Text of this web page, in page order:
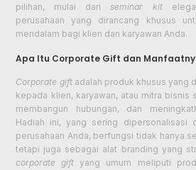
pilihan, mulai dariseminar kit
perusahaan yang dirancang khusus
mendalam bagi klien dan karyawan Anda.
Apa Itu Corporate Gift dan
Corporate giftadalah produk khusus yang
kepada klien, karyawan, atau mitra bisnis
membangun hubungan, dan
Hadiah ini, yang sering dipersonalisasi
perusahaan Anda, berfungsi tidak hanya
tetapi juga sebagai alat branding yang
corporate gift yang umum meliputi